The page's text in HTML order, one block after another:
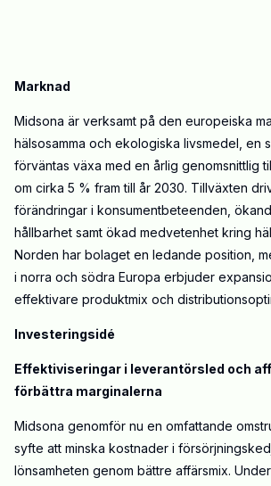
Marknad
Midsona är verksamt på den europeiska
hälsosamma och ekologiska livsmedel, en
förväntas växa med en årlig genomsnittlig
om cirka 5 % fram till år 2030. Tillväxten
förändringar i konsumentbeteenden,
hållbarhet samt ökad medvetenhet kring
Norden har bolaget en ledande position,
i norra och södra Europa erbjuder
effektivare produktmix och
Investeringsidé
Effektiviseringar i leverantörsled och
förbättra marginalerna
Midsona genomför nu en omfattande
syfte att minska kostnader i
lönsamheten genom bättre affärsmix.